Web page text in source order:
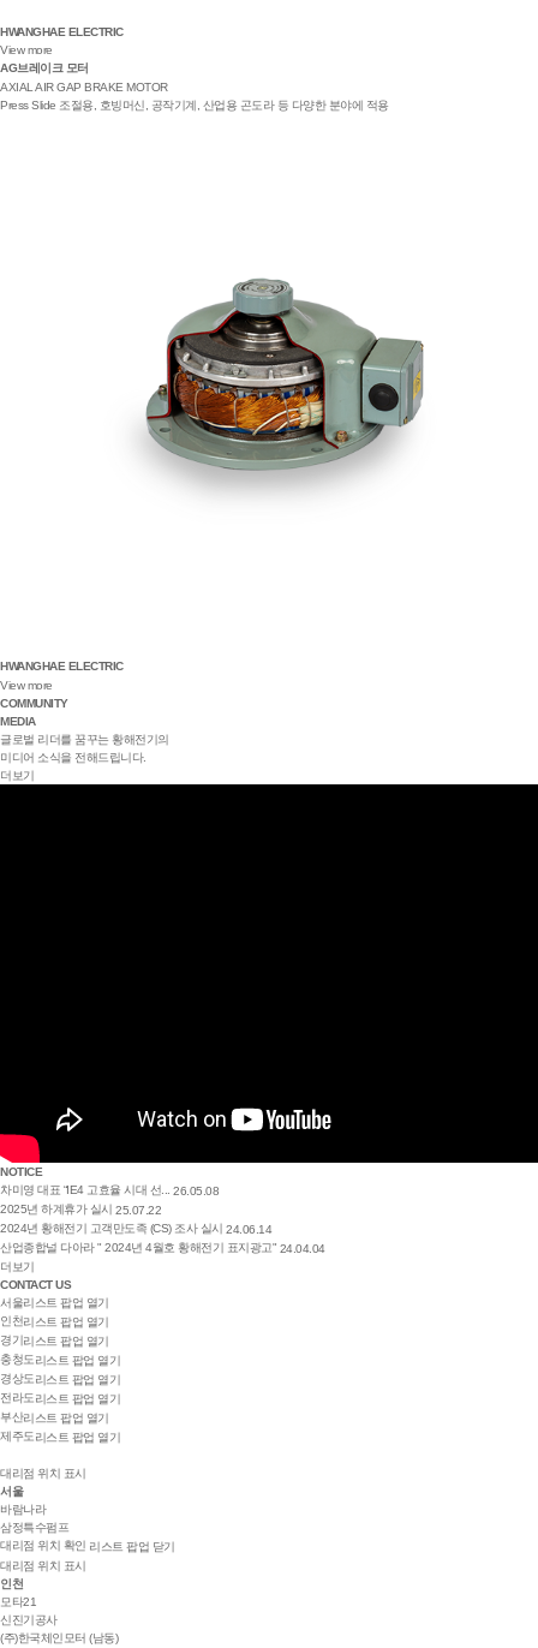
HWANGHAE ELECTRIC
View more
AG브레이크 모터
AXIAL AIR GAP BRAKE MOTOR
Press Slide 조절용, 호빙머신, 공작기계, 산업용 곤도라 등 다양한 분야에 적용
HWANGHAE ELECTRIC
View more
COMMUNITY
MEDIA
글로벌 리더를 꿈꾸는 황해전기의
미디어 소식을 전해드립니다.
더보기
NOTICE
차미영 대표 “IE4 고효율 시대 선... 26.05.08
2025년 하계휴가 실시 25.07.22
2024년 황해전기 고객만도족 (CS) 조사 실시 24.06.14
산업종합널 다아라 " 2024년 4월호 황해전기 표지광고" 24.04.04
더보기
CONTACT US
서울리스트 팝업 열기
인천리스트 팝업 열기
경기리스트 팝업 열기
충청도리스트 팝업 열기
경상도리스트 팝업 열기
전라도리스트 팝업 열기
부산리스트 팝업 열기
제주도리스트 팝업 열기
대리점 위치 표시
서울
바람나라
삼정특수펌프
대리점 위치 확인 리스트 팝업 닫기
대리점 위치 표시
인천
모타21
신진기공사
(주)한국체인모터 (남동)